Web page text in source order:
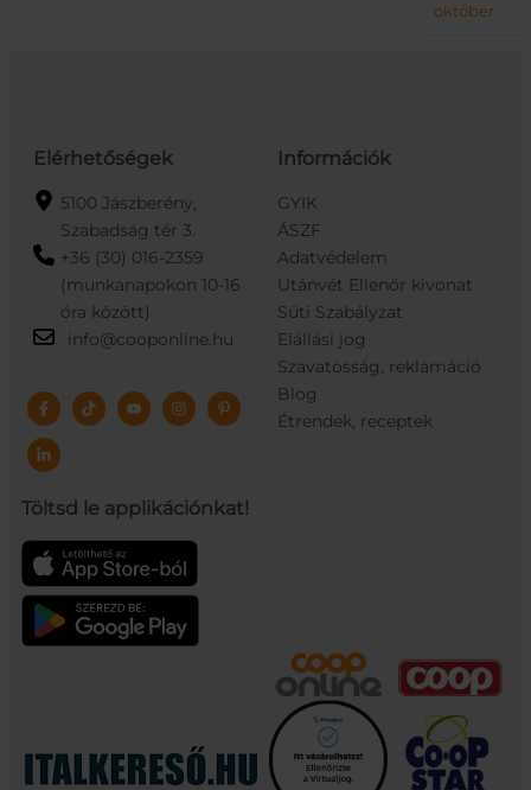
október
Elérhetőségek
5100 Jászberény,
Szabadság tér 3.
+36 (30) 016-2359
(munkanapokon 10-16
óra között)
info@cooponline.hu
Töltsd le applikációnkat!
Információk
GYIK
ÁSZF
Adatvédelem
Utánvét Ellenőr kivonat
Süti Szabályzat
Elállási jog
Szavatosság, reklamáció
Blog
Étrendek, receptek